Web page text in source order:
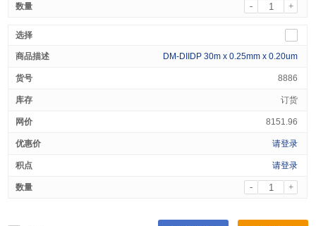
- +
DM-DIIDP 30m x 0.25mm x 0.20um
8886
订货
8151.96
请登录
请登录
- +